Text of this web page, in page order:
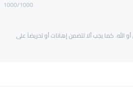
1000/1000
الله. كما يجب ألا تتضمن إهانات أو تحريضاً على